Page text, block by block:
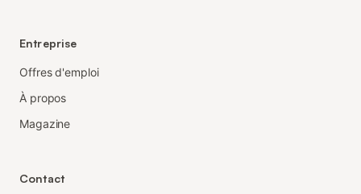
Entreprise
Offres d'emploi
À propos
Magazine
Contact